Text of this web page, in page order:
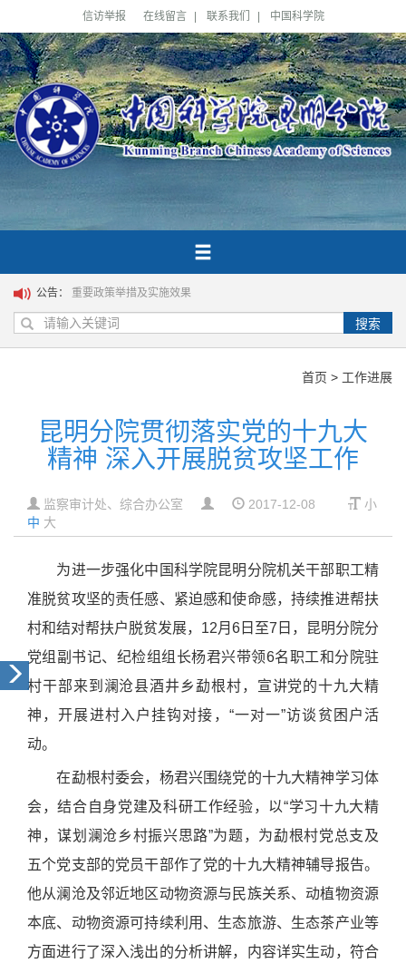
信访举报 在线留言 联系我们 中国科学院
公告： 重要政策举措及实施效果
搜索
首页 > 工作进展
昆明分院贯彻落实党的十九大
精神 深入开展脱贫攻坚工作
监察审计处、综合办公室 2017-12-08
小
中 大
为进一步强化中国科学院昆明分院机关干部职工精
准脱贫攻坚的责任感、紧迫感和使命感，持续推进帮扶
村和结对帮扶户脱贫发展， 12月 6日 至7 日，昆明分院分
党组副书记、纪检组组长杨君兴带领6名职工和分院驻
村干部来到澜沧县酒井乡勐根村，宣讲党的十九大精
神，开展进村入户挂钩对接，“一对一”访谈贫困户活
动。
在勐根村委会，杨君兴围绕党的十九大精神学习体
会，结合自身党建及科研工作经验，以“学习十九大精
神，谋划澜沧乡村振兴思路”为题，为勐根村党总支及
五个党支部的党员干部作了党的十九大精神辅导报告。
他从澜沧及邻近地区动物资源与民族关系、动植物资源
本底、动物资源可持续利用、生态旅游、生态茶产业等
方面进行了深入浅出的分析讲解，内容详实生动，符合